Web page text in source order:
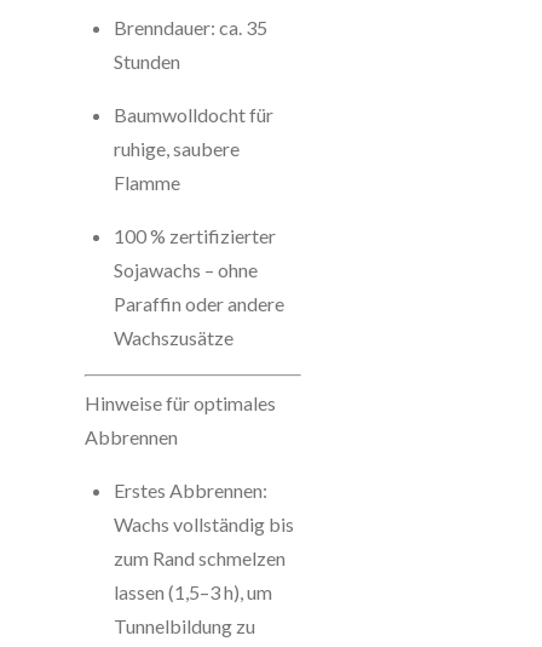
Brenndauer: ca. 35
Stunden
Baumwolldocht für
ruhige, saubere
Flamme
100 % zertifizierter
Sojawachs – ohne
Paraffin oder andere
Wachszusätze
Hinweise für optimales
Abbrennen
Erstes Abbrennen:
Wachs vollständig bis
zum Rand schmelzen
lassen (1,5–3 h), um
Tunnelbildung zu